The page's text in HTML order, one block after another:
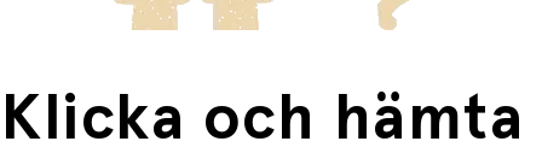
Klicka och hämta